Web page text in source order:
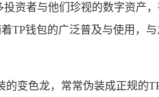
资者与他们珍视的数字资产
钱包的广泛普及与使用，
的变色龙，常常伪装成正规的